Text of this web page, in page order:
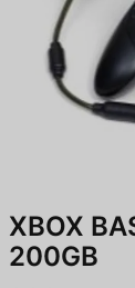
XBOX
200GB